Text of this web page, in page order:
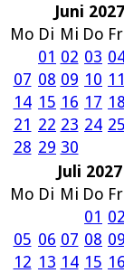
Juni 2027
Mo Di Mi Do Fr
01 02 03
07 08 09 10 11
14 15 16 17 18
21 22 23 24 25
28 29 30
Juli 2027
Mo Di Mi Do Fr
01 02
05 06 07 08 09
12 13 14 15 16